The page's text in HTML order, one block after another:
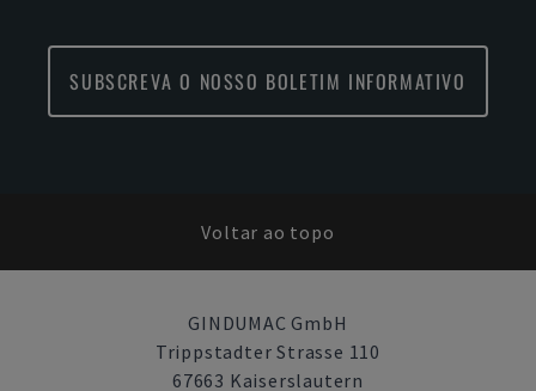
SUBSCREVA O NOSSO BOLETIM INFORMATIVO
Voltar ao topo
GINDUMAC GmbH
Trippstadter Strasse 110
67663 Kaiserslautern